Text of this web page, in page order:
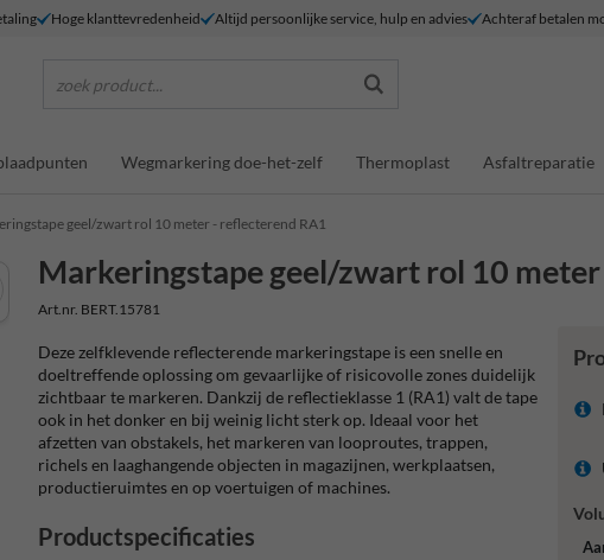
Hoge klanttevredenheid Altijd persoonlijke service, hulp en advies Achteraf betalen
zoek product...
Wegmarkering doe-het-zelf Thermoplast Asfaltreparatie
geel/zwart rol 10 meter - reflecterend RA1
Markeringstape geel/zwart rol 10
Art.nr. BERT.15781
Deze zelfklevende reflecterende markeringstape is een snelle en
doeltreffende oplossing om gevaarlijke of risicovolle zones duidelijk
zichtbaar te markeren. Dankzij de reflectieklasse 1 (RA1) valt de tape
ook in het donker en bij weinig licht sterk op. Ideaal voor het
afzetten van obstakels, het markeren van looproutes, trappen,
richels en laaghangende objecten in magazijnen, werkplaatsen,
productieruimtes en op voertuigen of machines.
Productspecificaties